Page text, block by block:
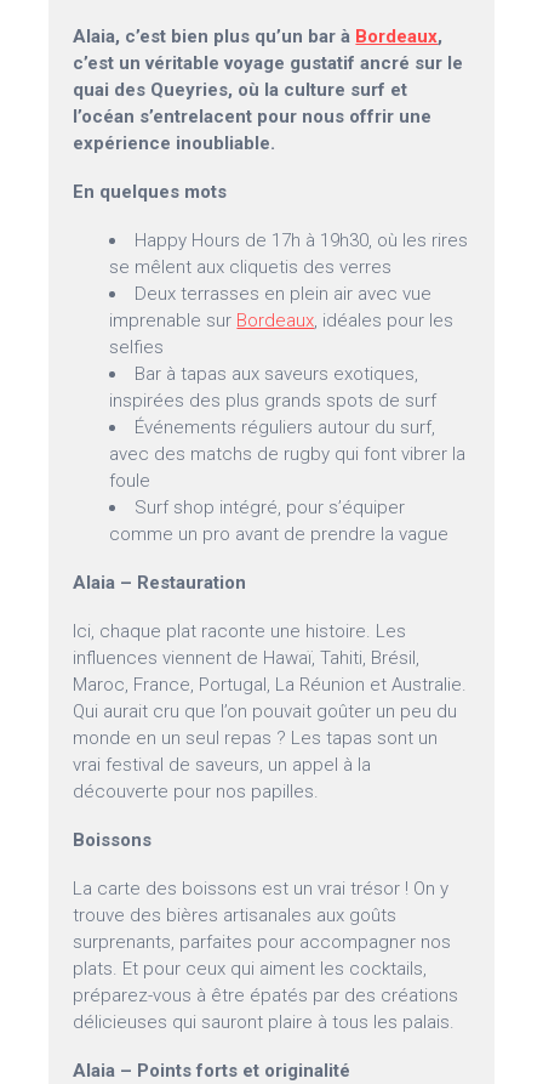
Alaia, c’est bien plus qu’un bar à Bordeaux,
c’est un véritable voyage gustatif ancré sur le
quai des Queyries, où la culture surf et
l’océan s’entrelacent pour nous offrir une
expérience inoubliable.
En quelques mots
Happy Hours de 17h à 19h30, où les rires
se mêlent aux cliquetis des verres
Deux terrasses en plein air avec vue
imprenable sur Bordeaux, idéales pour les
selfies
Bar à tapas aux saveurs exotiques,
inspirées des plus grands spots de surf
Événements réguliers autour du surf,
avec des matchs de rugby qui font vibrer la
foule
Surf shop intégré, pour s’équiper
comme un pro avant de prendre la vague
Alaia – Restauration
Ici, chaque plat raconte une histoire. Les
influences viennent de Hawaï, Tahiti, Brésil,
Maroc, France, Portugal, La Réunion et Australie.
Qui aurait cru que l’on pouvait goûter un peu du
monde en un seul repas ? Les tapas sont un
vrai festival de saveurs, un appel à la
découverte pour nos papilles.
Boissons
La carte des boissons est un vrai trésor ! On y
trouve des bières artisanales aux goûts
surprenants, parfaites pour accompagner nos
plats. Et pour ceux qui aiment les cocktails,
préparez-vous à être épatés par des créations
délicieuses qui sauront plaire à tous les palais.
Alaia – Points forts et originalité